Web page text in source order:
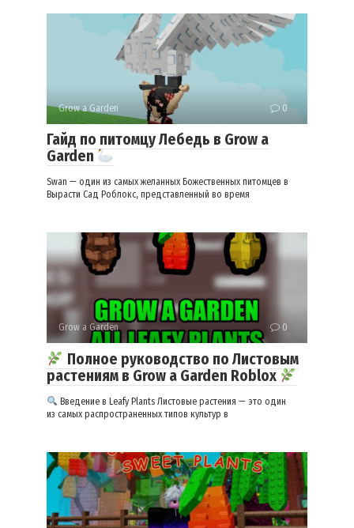
Grow a Garden 0
Гайд по питомцу Лебедь в Grow a
Garden
Swan — один из самых желанных Божественных питомцев в
Вырасти Сад Роблокс, представленный во время
Grow a Garden 0
Полное руководство по Листовым
растениям в Grow a Garden Roblox
Введение в Leafy Plants Листовые растения — это один
из самых распространенных типов культур в